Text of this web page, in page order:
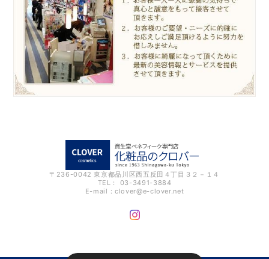
〒236-0042 東京都品川区西五反田４丁目３２－１４
TEL： 03-3491-3884
E-mail：clover@e-clover.net